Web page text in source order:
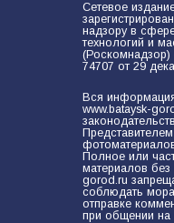
Сетевое
надзору в
технологий и
74707 от 29
Вся
www.bataysk-
Полное или
материалов без
gorod.ru
соблюдать
отправке
при общении